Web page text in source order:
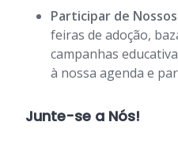
Participar de
feiras de adoção,
campanhas
à nossa agenda e
Junte-se a Nós!